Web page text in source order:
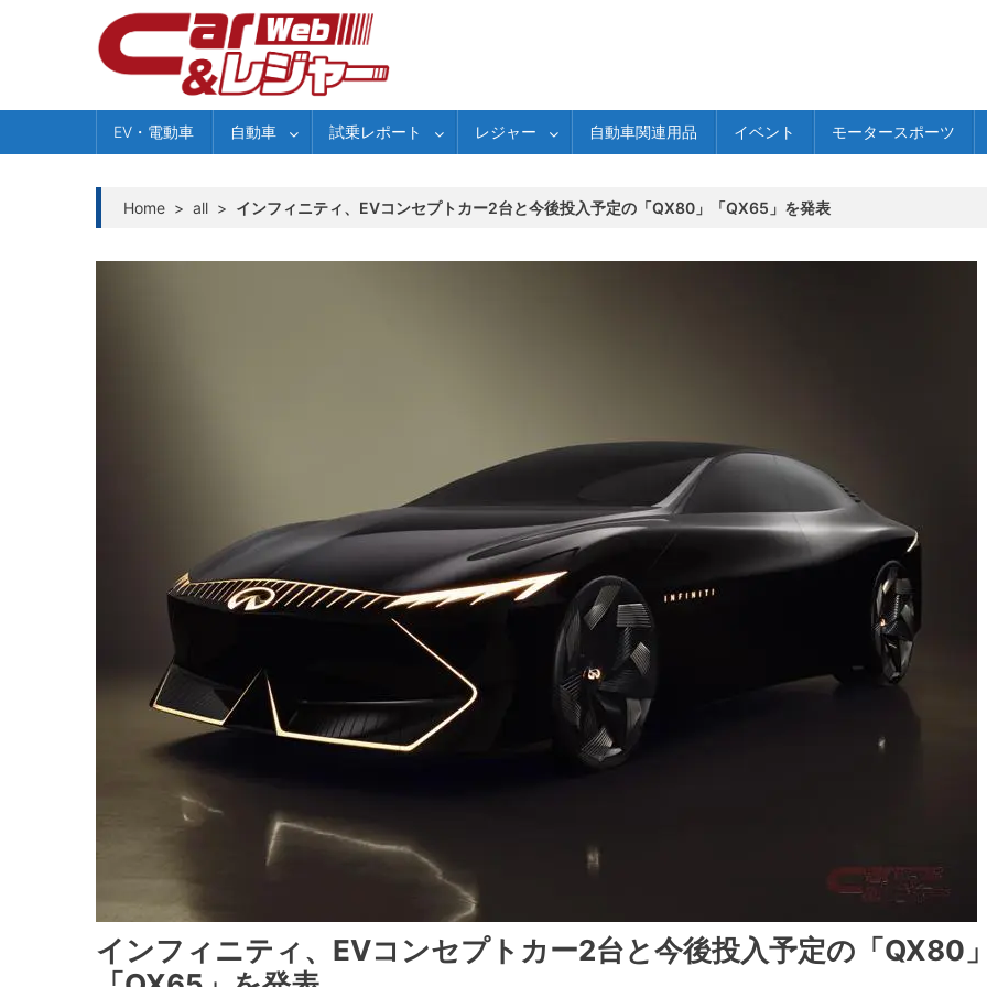
EV・電動車 自動車 試乗レポート レジャー 自動車関連用品 イベント モータースポーツ
Home > all > インフィニティ、EVコンセプトカー2台と今後投入予定の「QX80」「QX65」を発表
インフィニティ、EVコンセプトカー2台と今後投入予定の「QX80